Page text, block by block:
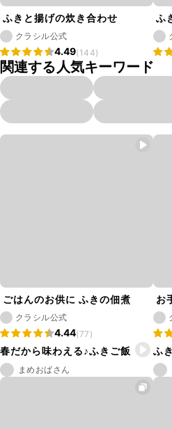
ふきと揚げの炊き合わせ
クラシル公式
4.49(144)
ふ
関連する人気キーワード
ごはんのお供に ふきの佃煮
クラシル公式
4.44(77)
お
春だから味わえる♪ふきご飯
まめおばさん
ふ